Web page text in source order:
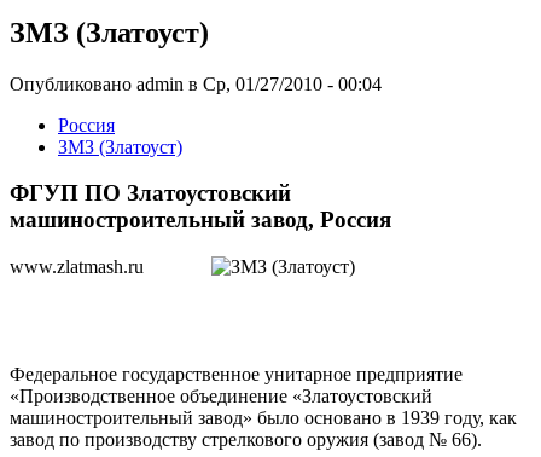
ЗМЗ (Златоуст)
Опубликовано admin в Ср, 01/27/2010 - 00:04
Росcия
ЗМЗ (Златоуст)
ФГУП ПО Златоустовский
машиностроительный завод, Россия
www.zlatmash.ru
Федеральное государственное унитарное предприятие
«Производственное объединение «Златоустовский
машиностроительный завод» было основано в 1939 году, как
завод по производству стрелкового оружия (завод № 66).